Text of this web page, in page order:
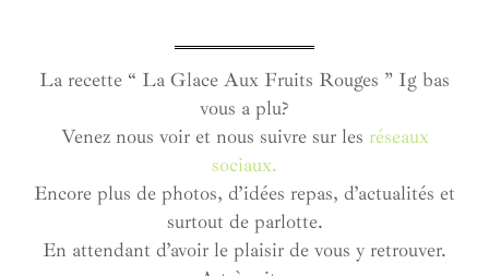
La recette “ La Glace Aux Fruits Rouges ” Ig bas
vous a plu?
Venez nous voir et nous suivre sur les réseaux
sociaux.
Encore plus de photos, d’idées repas, d’actualités et
surtout de parlotte.
En attendant d’avoir le plaisir de vous y retrouver.